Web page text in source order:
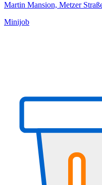
Martin Mansion, Metzer
Minijob